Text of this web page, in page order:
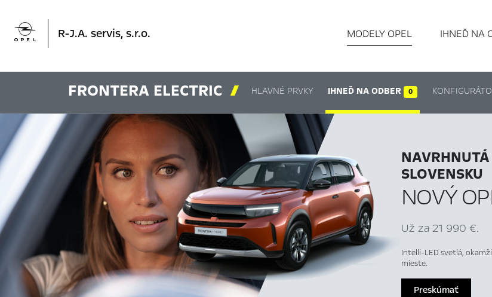
 R-J.A. servis, s.r.o. MODELY OPEL IHNEĎ NA
FRONTERA ELECTRIC  HLAVNÉ PRVKY IHNEĎ NA ODBER 0
SLOVENSKU
NOVÝ
Už za 21 990 €.
Intelli-LED svetlá,
mieste.
Preskúmať